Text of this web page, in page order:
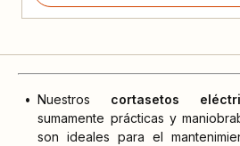
Nuestros cortasetos
sumamente prácticas y
son ideales para el